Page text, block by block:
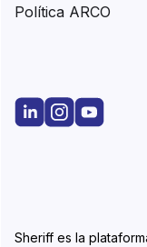
Sheriff es la
Política ARCO